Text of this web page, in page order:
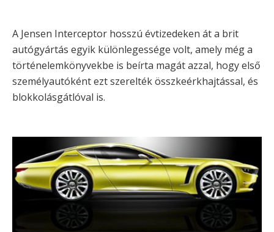
A Jensen Interceptor hosszú évtizedeken át a brit
autógyártás egyik különlegessége volt, amely még a
történelemkönyvekbe is beírta magát azzal, hogy első
személyautóként ezt szerelték összkeérkhajtással, és
blokkolásgátlóval is.